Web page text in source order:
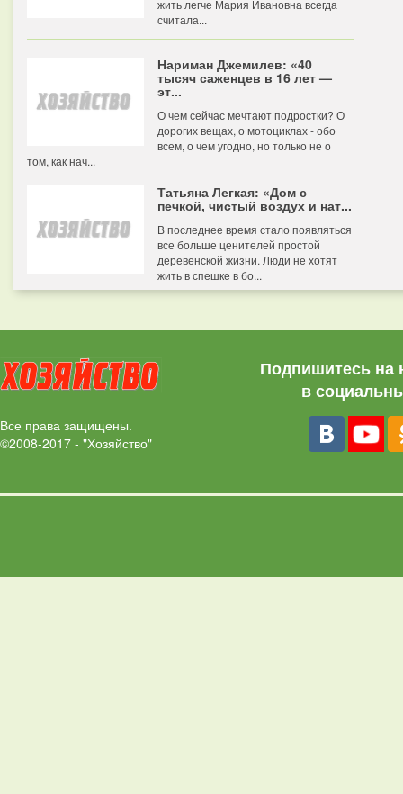
жить легче Мария Ивановна всегда
считала...
Нариман Джемилев: «40
тысяч саженцев в 16 лет —
эт...
О чем сейчас мечтают подростки? О
дорогих вещах, о мотоциклах - обо
всем, о чем угодно, но только не о
том, как нач...
Татьяна Легкая: «Дом с
печкой, чистый воздух и нат...
В последнее время стало появляться
все больше ценителей простой
деревенской жизни. Люди не хотят
жить в спешке в бо...
Все права защищены.
©2008-2017 - "Хозяйство"
Подпишитесь на
в